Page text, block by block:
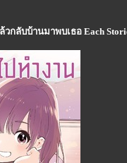
ลับบ้านมาพบเธอ Each